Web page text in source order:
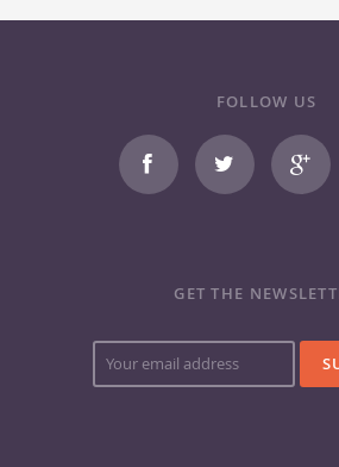
FOLLOW US
GET THE
Your
e-
mail